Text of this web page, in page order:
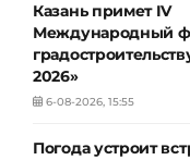
Казань примет IV
Международный
2026»
6-08-2026, 15:55
Погода устроит